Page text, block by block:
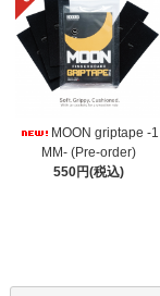
MOON griptape -1
MM- (Pre-order)
550円(税込)